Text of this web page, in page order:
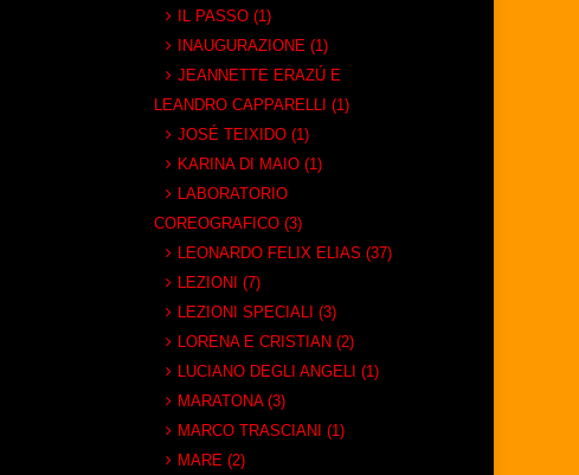
IL PASSO (1)
INAUGURAZIONE (1)
JEANNETTE ERAZÚ E
LEANDRO CAPPARELLI (1)
JOSÉ TEIXIDO (1)
KARINA DI MAIO (1)
LABORATORIO
COREOGRAFICO (3)
LEONARDO FELIX ELIAS (37)
LEZIONI (7)
LEZIONI SPECIALI (3)
LORENA E CRISTIAN (2)
LUCIANO DEGLI ANGELI (1)
MARATONA (3)
MARCO TRASCIANI (1)
MARE (2)